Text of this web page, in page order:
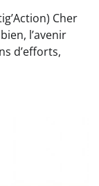
Cher
l’avenir
d’efforts,